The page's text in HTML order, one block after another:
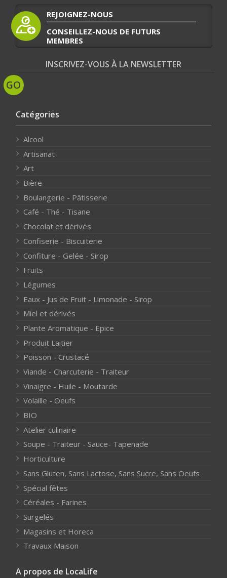
REJOIGNEZ-NOUS
CONSEILLEZ-NOUS DE FUTURS
MEMBRES
INSCRIVEZ-VOUS À LA NEWSLETTER
Catégories
Alcool
Artisanat
Art
Bière
Boulangerie - Pâtisserie
Café - Thé - Tisane
Chocolat et dérivés
Confiserie - Biscuiterie
Confiture - Gelée - Sirop
Fruits
Légumes
Eaux - Jus de Fruit - Limonade - Sirop
Miel et dérivés
Plante Aromatique - Epice
Produit Laitier
Poisson - Crustacé
Viande - Charcuterie - Traiteur
Vinaigre - Huile - Moutarde
Volaille - Oeufs
BIO
Atelier culinaire
Soupe - Traiteur - Sauce- Tapenade
Horticulture
Sans Gluten, Sans Lactose, Sans Sucre, Sans Oeufs
Spécial fêtes
Céréales - Farines
Surgelés
Magasins et Horeca
Travaux Maison
A propos de LocaLife